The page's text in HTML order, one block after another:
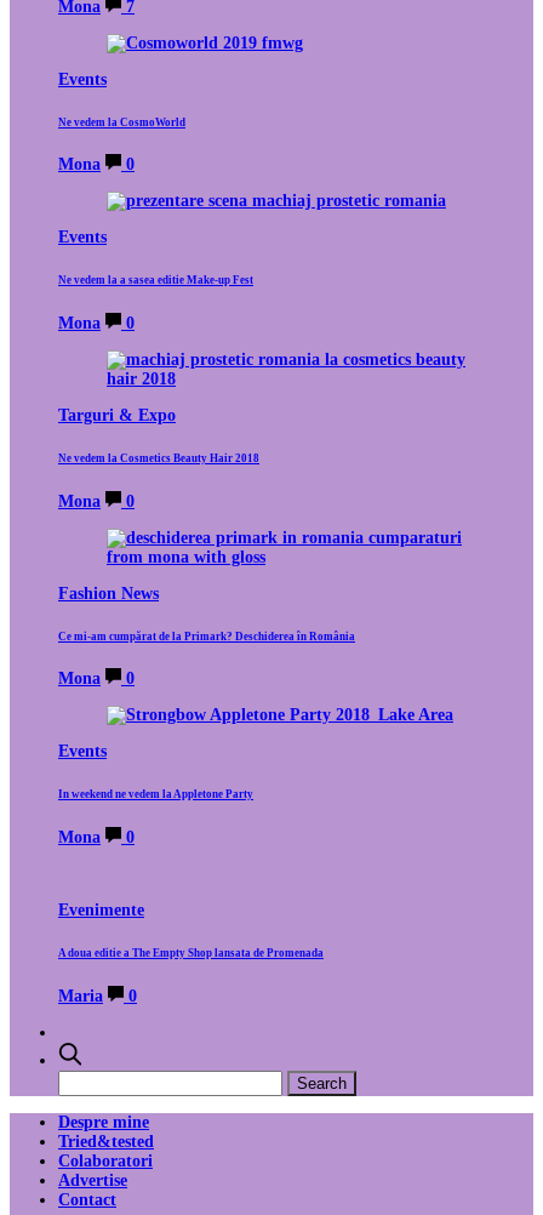
Mona 7
Events
Ne vedem la CosmoWorld
Mona 0
Events
Ne vedem la a sasea editie Make-up Fest
Mona 0
Targuri & Expo
Ne vedem la Cosmetics Beauty Hair 2018
Mona 0
Fashion News
Ce mi-am cumpărat de la Primark? Deschiderea în România
Mona 0
Events
In weekend ne vedem la Appletone Party
Mona 0
Evenimente
A doua editie a The Empty Shop lansata de Promenada
Maria 0
Despre mine
Tried&tested
Colaboratori
Advertise
Contact